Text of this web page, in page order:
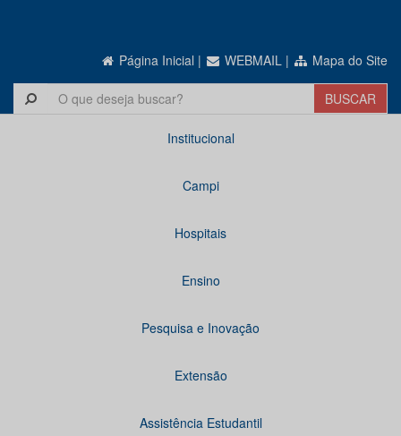
Página Inicial | WEBMAIL | Mapa do Site
Institucional
Campi
Hospitais
Ensino
Pesquisa e Inovação
Extensão
Assistência Estudantil